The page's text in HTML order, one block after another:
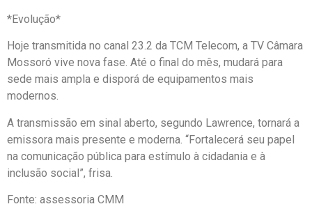
*Evolução*
Hoje transmitida no canal 23.2 da TCM Telecom, a TV Câmara
Mossoró vive nova fase. Até o final do mês, mudará para
sede mais ampla e disporá de equipamentos mais
modernos.
A transmissão em sinal aberto, segundo Lawrence, tornará a
emissora mais presente e moderna. “Fortalecerá seu papel
na comunicação pública para estímulo à cidadania e à
inclusão social”, frisa.
Fonte: assessoria CMM